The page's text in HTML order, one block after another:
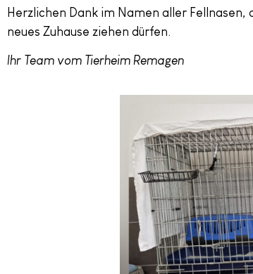
Herzlichen Dank im Namen aller
neues Zuhause ziehen dürfen.
Ihr Team vom Tierheim Remagen